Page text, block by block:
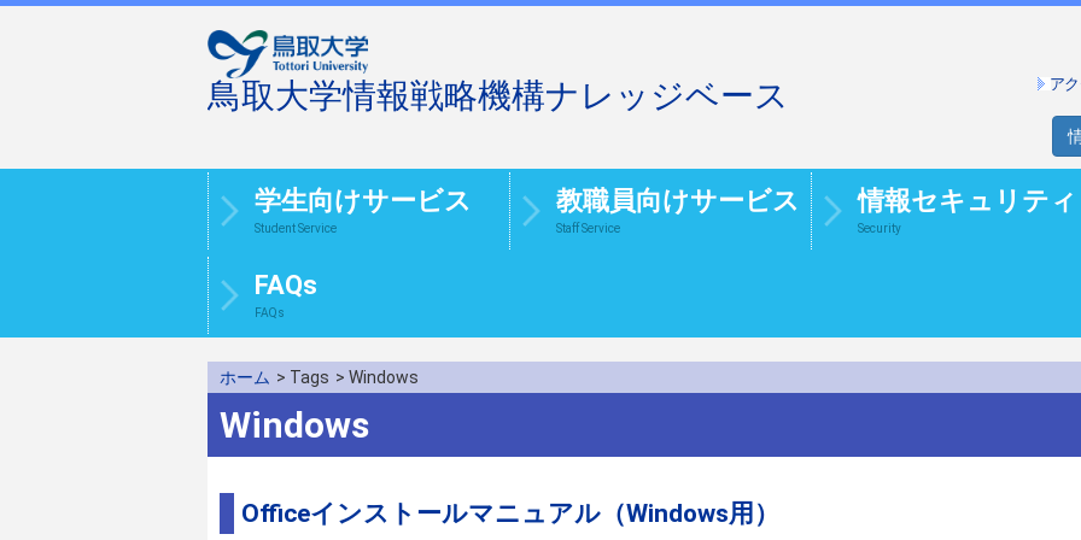
鳥取大学情報戦略機構ナレッジベース ア
学生向けサービス
Student Service
教職員向けサービス
Staff Service
情報セキュリティ
Security
FAQs
FAQs
ホーム > Tags > Windows
Windows
Officeインストールマニュアル（Windows用）